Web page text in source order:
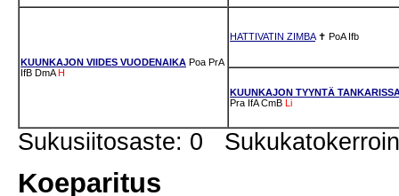
KUUNKAJON VIIDES VUODENAIKA Poa PrA
IfB DmA H
HATTIVATIN ZIMBA✝ PoA Ifb
KUUNKAJON TYYNTÄ
Pra IfA CmB Li
Sukusiitosaste: 0
Koeparitus